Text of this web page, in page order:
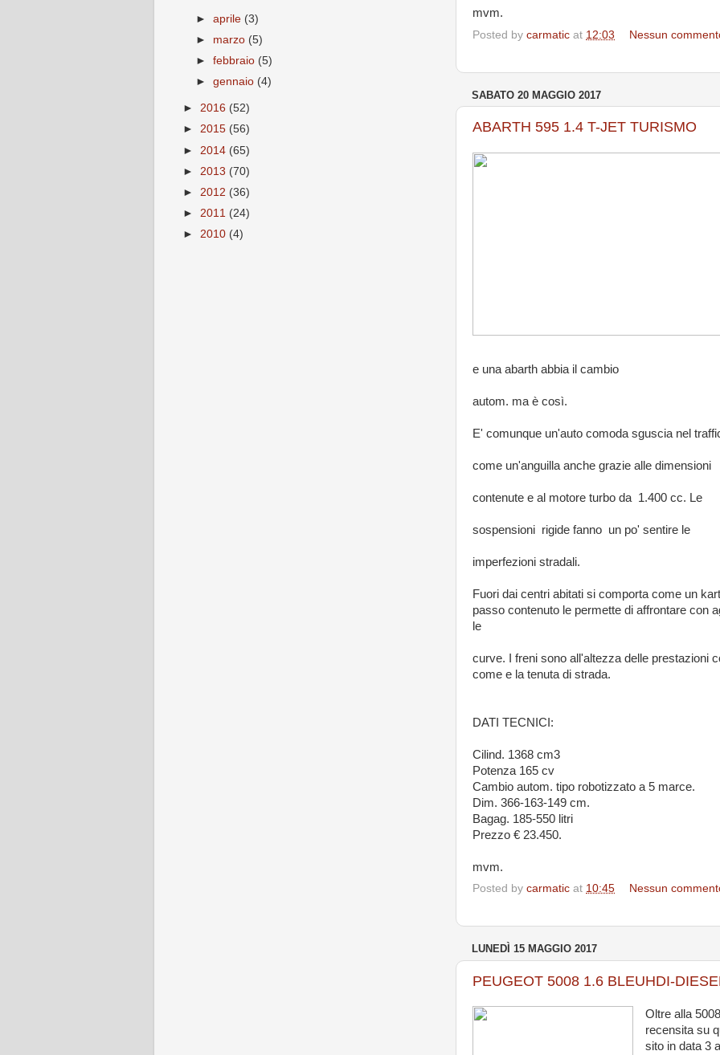
mvm.
Posted by carmatic at 12:03 Nessun
SABATO 20 MAGGIO 2017
ABARTH 595 1.4 T-JET TURISMO
e una abarth abbia il cambio
autom. ma è così.
E' comunque un'auto comoda sguscia nel
come un'anguilla anche grazie alle dimensioni
contenute e al motore turbo da 1.400 cc. Le
sospensioni rigide fanno un po' sentire le
imperfezioni stradali.
Fuori dai centri abitati si comporta come un
passo contenuto le permette di affrontare con
le
curve. I freni sono all'altezza delle prestazioni
come e la tenuta di strada.
DATI TECNICI:
Cilind. 1368 cm3
Potenza 165 cv
Cambio autom. tipo robotizzato a 5 marce.
Dim. 366-163-149 cm.
Bagag. 185-550 litri
Prezzo € 23.450.
mvm.
Posted by carmatic at 10:45 Nessun
LUNEDÌ 15 MAGGIO 2017
PEUGEOT 5008 1.6 BLEUHDI-
Oltre alla 5008
recensita su
sito in data 3
►aprile (3)
► marzo (5)
►febbraio (5)
►gennaio (4)
► 2016 (52)
► 2015 (56)
► 2014 (65)
► 2013 (70)
► 2012 (36)
► 2011 (24)
► 2010 (4)